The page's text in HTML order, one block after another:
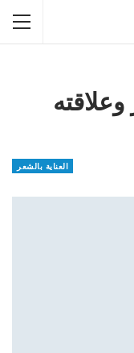
العناية بالشعر